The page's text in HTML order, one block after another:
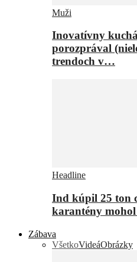
Muži
Inovatívny
porozprával
trendoch v…
Headline
Ind kúpil 25 ton
karantény
Zábava
VšetkoVideáObrázky